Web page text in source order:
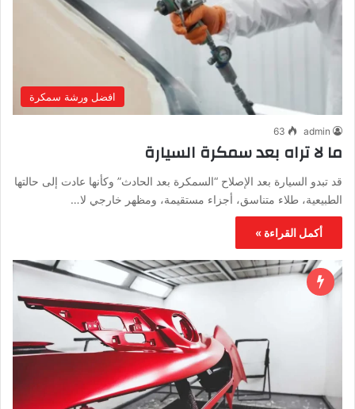
افضل ورشة سمكرة
admin
63
ما لا تراه بعد سمكرة السيارة
قد تبدو السيارة بعد الإصلاح “السمكرة بعد الحادث” وكأنها عادت إلى حالتها
الطبيعية، طلاء متناسق، أجزاء مستقيمة، ومظهر خارجي لا…
أكمل القراءة »